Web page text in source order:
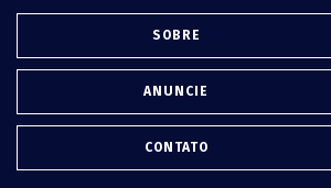
SOBRE
ANUNCIE
CONTATO